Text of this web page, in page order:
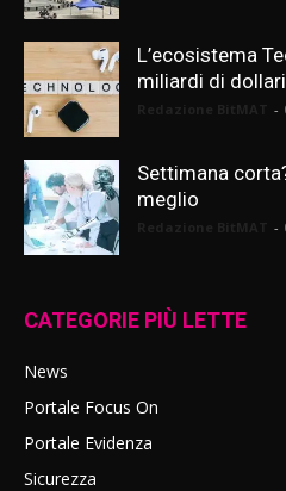
L’ecosistema
miliardi di dollari
-
Settimana
meglio
-
CATEGORIE PIÙ LETTE
News
Portale Focus On
Portale Evidenza
Sicurezza